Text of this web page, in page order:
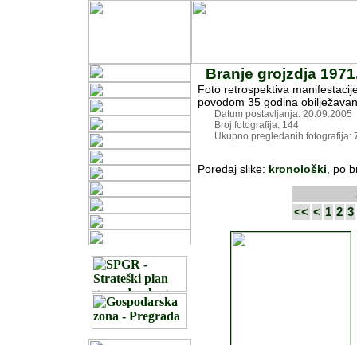
Branje grojzdja
Foto retrospektiva
povodom 35 godina
Datum postavljanja: 20.09.2005
Broj fotografija: 144
Ukupno pregledanih fotografija:
Poredaj slike: kronološki , po
<< < 1 2 3